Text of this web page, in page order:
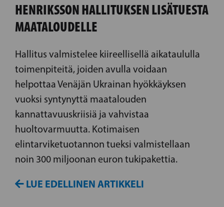
HENRIKSSON HALLITUKSEN LISÄTUESTA
MAATALOUDELLE
Hallitus valmistelee kiireellisellä aikataululla
toimenpiteitä, joiden avulla voidaan
helpottaa Venäjän Ukrainan hyökkäyksen
vuoksi syntynyttä maatalouden
kannattavuuskriisiä ja vahvistaa
huoltovarmuutta. Kotimaisen
elintarviketuotannon tueksi valmistellaan
noin 300 miljoonan euron tukipakettia.
LUE EDELLINEN ARTIKKELI